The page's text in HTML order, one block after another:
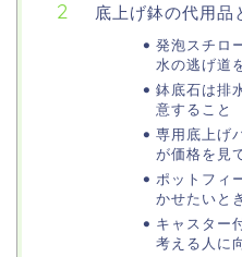
底上げ鉢の代用品
発泡スチロ
水の逃げ道
鉢底石は排
意すること
専用底上げ
が価格を見
ポットフィ
かせたいと
キャスター
考える人に